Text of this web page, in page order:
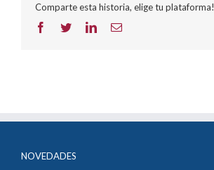
Comparte esta historia, elige tu plataforma!
Facebook
TwitterLinkedInCorreo
NOVEDADES